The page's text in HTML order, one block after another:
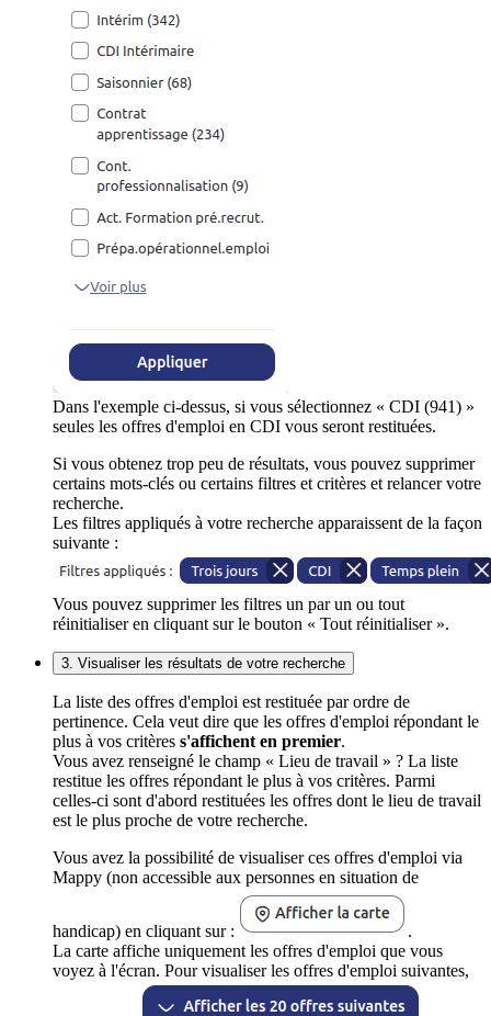
Dans l'exemple ci-dessus, si vous sélectionnez « CDI (941) »
seules les offres d'emploi en CDI vous seront restituées.
Si vous obtenez trop peu de résultats, vous pouvez supprimer
certains mots-clés ou certains filtres et critères et relancer votre
recherche.
Les filtres appliqués à votre recherche apparaissent de la façon
suivante :
Vous pouvez supprimer les filtres un par un ou tout
réinitialiser en cliquant sur le bouton « Tout réinitialiser ».
3. Visualiser les résultats de votre recherche
La liste des offres d'emploi est restituée par ordre de
pertinence. Cela veut dire que les offres d'emploi répondant le
plus à vos critères s'affichent en premier.
Vous avez renseigné le champ « Lieu de travail » ? La liste
restitue les offres répondant le plus à vos critères. Parmi
celles-ci sont d'abord restituées les offres dont le lieu de travail
est le plus proche de votre recherche.
Vous avez la possibilité de visualiser ces offres d'emploi via
Mappy (non accessible aux personnes en situation de
handicap) en cliquant sur :
.
La carte affiche uniquement les offres d'emploi que vous
voyez à l'écran. Pour visualiser les offres d'emploi suivantes,